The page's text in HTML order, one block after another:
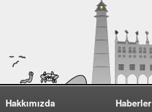
Hakkımızda
Haberler